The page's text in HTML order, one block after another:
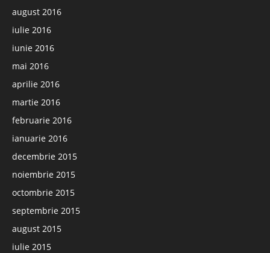
august 2016
iulie 2016
iunie 2016
mai 2016
aprilie 2016
martie 2016
februarie 2016
ianuarie 2016
decembrie 2015
noiembrie 2015
octombrie 2015
septembrie 2015
august 2015
iulie 2015